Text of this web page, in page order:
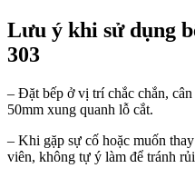
Lưu ý khi sử dụng
303
– Đặt bếp ở vị trí chắc chắn,
50mm xung quanh lỗ cắt.
– Khi gặp sự cố hoặc muốn
viên, không tự ý làm để tránh